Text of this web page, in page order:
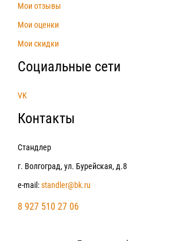
Мои отзывы
Мои оценки
Мои скидки
Социальные сети
VK
Контакты
Стандлер
г. Волгоград, ул. Бурейская, д.8
e-mail:standler@bk.ru
8 927 510 27 06